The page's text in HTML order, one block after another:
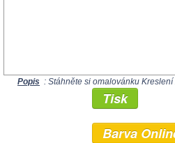
Popis : Stáhněte si omalovánku
Tisk
Barva